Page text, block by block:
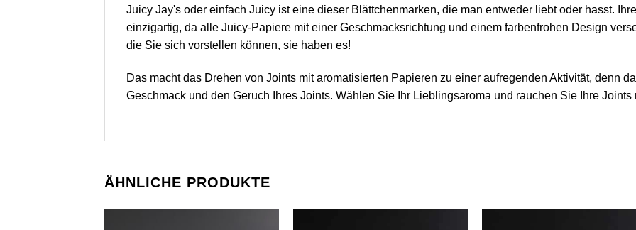
Juicy Jay's oder einfach Juicy ist eine dieser Blättchenmarken, die man entweder liebt oder hasst.
einzigartig, da alle Juicy-Papiere mit einer Geschmacksrichtung und einem farbenfrohen Design
die Sie sich vorstellen können, sie haben es!
Das macht das Drehen von Joints mit aromatisierten Papieren zu einer aufregenden Aktivität, denn
Geschmack und den Geruch Ihres Joints. Wählen Sie Ihr Lieblingsaroma und rauchen Sie Ihre Joints
ÄHNLICHE PRODUKTE